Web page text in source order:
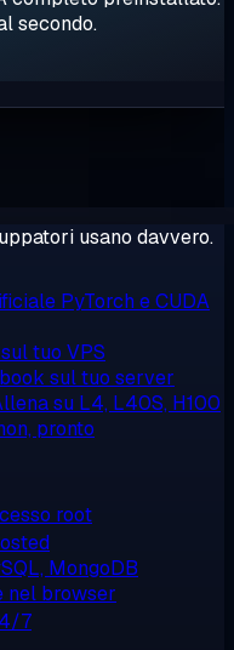
secondo.
usano davvero.
PyTorch e CUDA
tuo VPS
sul tuo server
su L4, L40S, H100
pronto
root
MongoDB
nel browser
7